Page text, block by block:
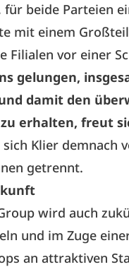
für beide Parteien
mit einem
Filialen vor einer
gelungen,
damit den
erhalten, freut
Klier demnach
getrennt.
wird auch
und im Zuge
an attraktiven